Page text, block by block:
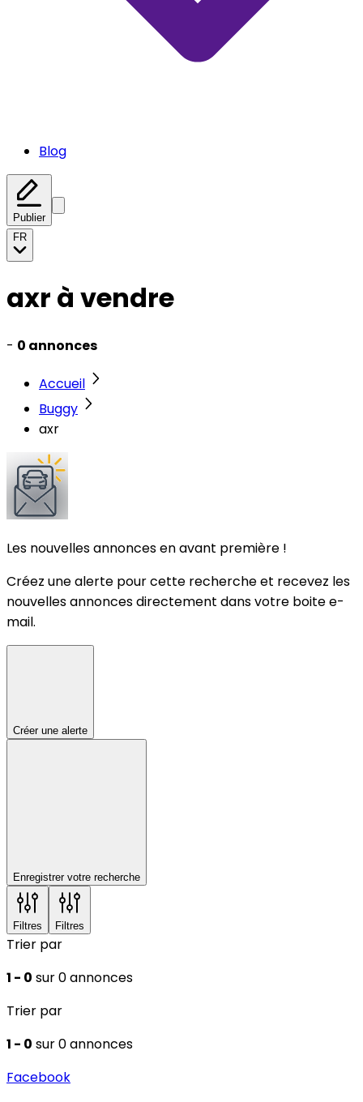
Blog
Publier
FR
axr à vendre
- 0 annonces
Accueil
Buggy
axr
Les nouvelles annonces en avant première !
Créez une alerte pour cette recherche et recevez les
nouvelles annonces directement dans votre boite e-
mail.
Créer une alerte
Enregistrer votre recherche
Filtres Filtres
Trier par
1 - 0 sur 0 annonces
Trier par
1 - 0 sur 0 annonces
Facebook